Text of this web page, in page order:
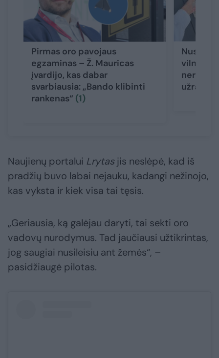
Pirmas oro pavojaus
egzaminas – Ž. Mauricas
įvardijo, kas dabar
svarbiausia: „Bando klibinti
rankenas“ (1)
nerado:
Naujienų portalui Lrytasjis neslėpė, kad iš
pradžių buvo labai nejauku, kadangi nežinojo,
kas vyksta ir kiek visa tai tęsis.
„Geriausia, ką galėjau daryti, tai sekti oro
vadovų nurodymus. Tad jaučiausi užtikrintas,
jog saugiai nusileisiu ant žemės“, –
pasidžiaugė pilotas.